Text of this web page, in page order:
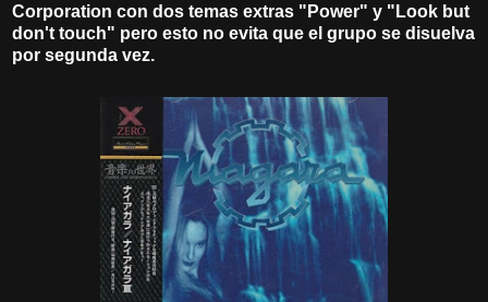
Corporation con dos temas extras "Power" y "Look but
don't touch" pero esto no evita que el grupo se disuelva
por segunda vez.